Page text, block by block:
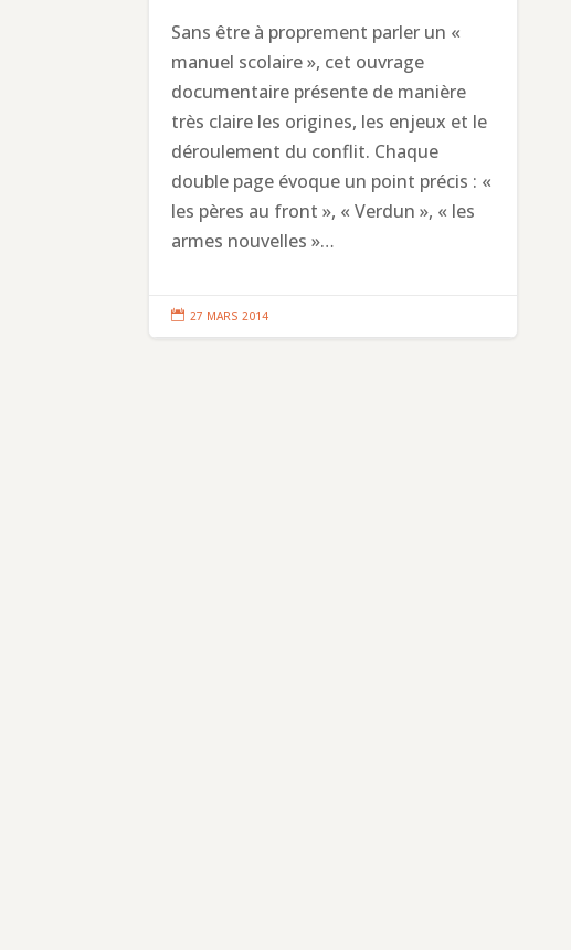
Sans être à proprement parler un «
manuel scolaire », cet ouvrage
documentaire présente de manière
très claire les origines, les enjeux et le
déroulement du conflit. Chaque
double page évoque un point précis : «
les pères au front », « Verdun », « les
armes nouvelles »…
 27 MARS 2014